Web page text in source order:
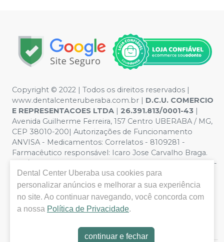
Copyright © 2022 | Todos os direitos reservados |
www.dentalcenteruberaba.com.br | D.C.U. COMERCIO
E REPRESENTACOES LTDA | 26.391.813/0001-43 |
Avenida Guilherme Ferreira, 157 Centro UBERABA / MG,
CEP 38010-200| Autorizações de Funcionamento
ANVISA - Medicamentos: Correlatos - 8109281 -
Farmacêutico responsável: Icaro Jose Carvalho Braga.
CRF/MG nº 53.000 | Política de Privacidade e Segurança -
Fotos meramente ilustrativas - Os preços e condições
da loja virtual estão sujeitos a alterações. Em caso de
divergência de preços no site, o valor válido é o do
Carrinho de Compra. Não vendemos por atacado, por
isso nos reservamos o direito de não atender compras
de grandes volumes pelo site.
Dental Center Uberaba usa cookies para
personalizar anúncios e melhorar a sua experiência
no site. Ao continuar navegando, você concorda com
a nossa Política de Privacidade.
continuar e fechar